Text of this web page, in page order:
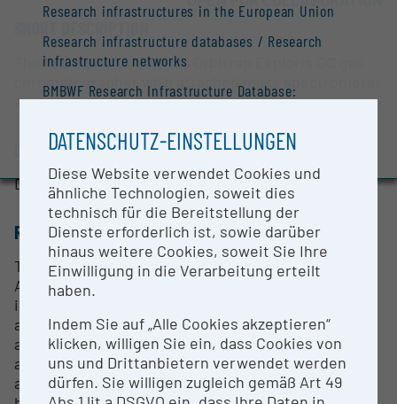
Research infrastructures in the European Union
Research infrastructure databases / Research
infrastructure networks
BMBWF Research Infrastructure Database:
Awards and press releases
Thermo Fisher Scientific Orbitrap Exploris GC gas
chromatographer with attached mass spectrometer
and autosampler
CONTACT PERSON
Dimitra Kourtidou MSc, Ph.D.
RESEARCH SERVICES
The Archaeological Sciences unit of the Austrian
Archaeological Institute is dedicated to the
interdisciplinary analysis of archaeological artifacts
and ecofacts. In-house expertise includes lithics
and marble research, ceramic/clay/mortar and color
archaeometry, archaeogeochemistry as well as
archaeoichthyology, archaeothanatology and
DATENSCHUTZ-EINSTELLUNGEN
Diese Website verwendet Cookies und
ähnliche Technologien, soweit dies
technisch für die Bereitstellung der
Dienste erforderlich ist, sowie darüber
hinaus weitere Cookies, soweit Sie Ihre
Einwilligung in die Verarbeitung erteilt
haben.
Indem Sie auf „Alle Cookies akzeptieren“
klicken, willigen Sie ein, dass Cookies von
uns und Drittanbietern verwendet werden
dürfen. Sie willigen zugleich gemäß Art 49